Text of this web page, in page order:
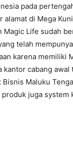
pada
alamat di Mega
Magic Life sudah
telah
karena memiliki
kantor cabang
Maluku
juga